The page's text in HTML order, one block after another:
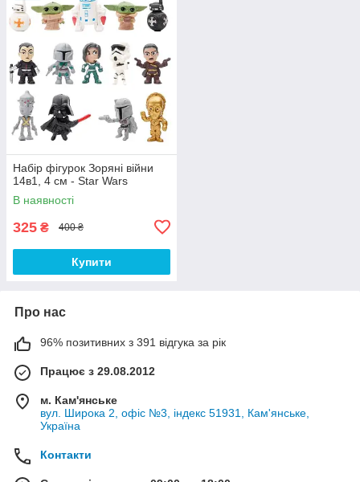
Набір фігурок Зоряні війни
14в1, 4 см - Star Wars
В наявності
325 ₴ 400 ₴
Купити
Про нас
96% позитивних з 391 відгука за рік
Працює з 29.08.2012
м. Кам'янське
вул. Широка 2, офіс №3, індекс 51931, Кам'янське,
Україна
Контакти